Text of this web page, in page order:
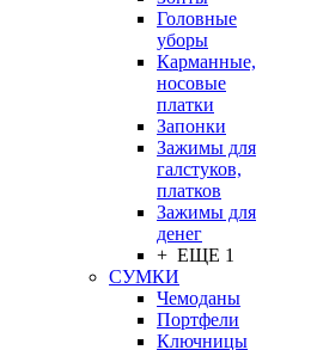
Головные
уборы
Карманные,
носовые
платки
Запонки
Зажимы для
галстуков,
платков
Зажимы для
денег
+ ЕЩЕ 1
СУМКИ
Чемоданы
Портфели
Ключницы